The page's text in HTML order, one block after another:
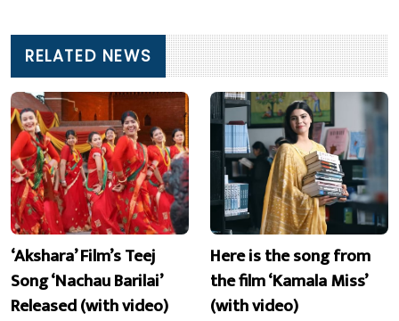
RELATED NEWS
‘Akshara’ Film’s Teej
Song ‘Nachau Barilai’
Released (with video)
Here is the song from
the film ‘Kamala Miss’
(with video)